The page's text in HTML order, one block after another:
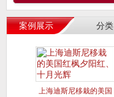
案例展示 分类
上海迪斯尼移栽的美国